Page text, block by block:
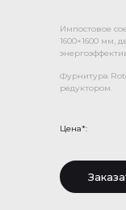
Импостовое
1600×1600 мм,
Фурнитура
редуктором.
Цена*: